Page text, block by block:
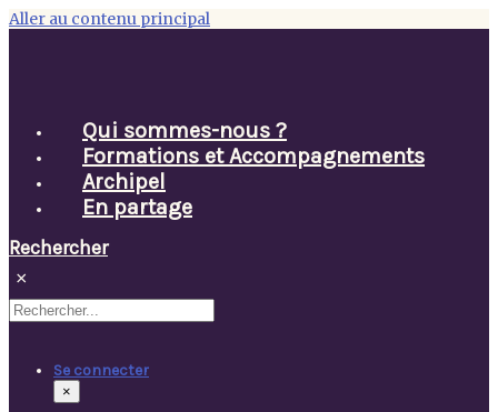
Aller au contenu principal
Qui sommes-nous ?
Formations et Accompagnements
Archipel
En partage
Rechercher
×
Se connecter
×